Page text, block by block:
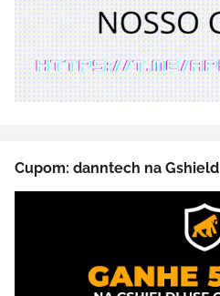
Cupom: danntech na Gshield